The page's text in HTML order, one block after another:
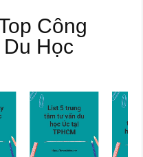
Công
Học